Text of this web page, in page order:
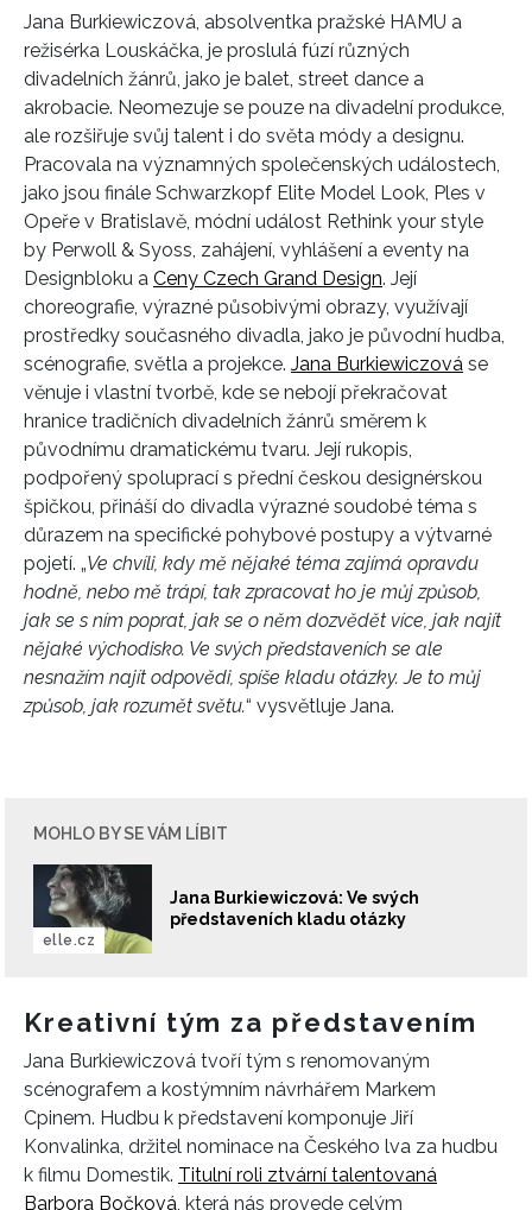
Jana Burkiewiczová, absolventka pražské HAMU a
režisérka Louskáčka, je proslulá fúzí různých
divadelních žánrů, jako je balet, street dance a
akrobacie. Neomezuje se pouze na divadelní produkce,
ale rozšiřuje svůj talent i do světa módy a designu.
Pracovala na významných společenských událostech,
jako jsou finále Schwarzkopf Elite Model Look, Ples v
Opeře v Bratislavě, módní událost Rethink your style
by Perwoll & Syoss, zahájení, vyhlášení a eventy na
Designbloku a Ceny Czech Grand Design. Její
choreografie, výrazné působivými obrazy, využívají
prostředky současného divadla, jako je původní hudba,
scénografie, světla a projekce. Jana Burkiewiczová se
věnuje i vlastní tvorbě, kde se nebojí překračovat
hranice tradičních divadelních žánrů směrem k
původnímu dramatickému tvaru. Její rukopis,
podpořený spoluprací s přední českou designérskou
špičkou, přináší do divadla výrazné soudobé téma s
důrazem na specifické pohybové postupy a výtvarné
pojetí. „Ve chvíli, kdy mě nějaké téma zajímá opravdu
hodně, nebo mě trápí, tak zpracovat ho je můj způsob,
jak se s ním poprat, jak se o něm dozvědět více, jak najít
nějaké východisko. Ve svých představeních se ale
nesnažím najít odpovědi, spíše kladu otázky. Je to můj
způsob, jak rozumět světu.“ vysvětluje Jana.
MOHLO BY SE VÁM LÍBIT
Jana Burkiewiczová: Ve svých
představeních kladu otázky
elle.cz
Kreativní tým za představením
Jana Burkiewiczová tvoří tým s renomovaným
scénografem a kostýmním návrhářem Markem
Cpinem. Hudbu k představení komponuje Jiří
Konvalinka, držitel nominace na Českého lva za hudbu
k filmu Domestik. Titulní roli ztvární talentovaná
Barbora Bočková , která nás provede celým